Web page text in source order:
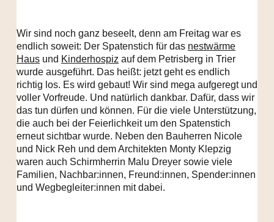
Wir sind noch ganz beseelt, denn am Freitag war es
endlich soweit: Der Spatenstich für das nestwärme
Haus und Kinderhospiz auf dem Petrisberg in Trier
wurde ausgeführt. Das heißt: jetzt geht es endlich
richtig los. Es wird gebaut! Wir sind mega aufgeregt und
voller Vorfreude. Und natürlich dankbar. Dafür, dass wir
das tun dürfen und können. Für die viele Unterstützung,
die auch bei der Feierlichkeit um den Spatenstich
erneut sichtbar wurde. Neben den Bauherren Nicole
und Nick Reh und dem Architekten Monty Klepzig
waren auch Schirmherrin Malu Dreyer sowie viele
Familien, Nachbar:innen, Freund:innen, Spender:innen
und Wegbegleiter:innen mit dabei.